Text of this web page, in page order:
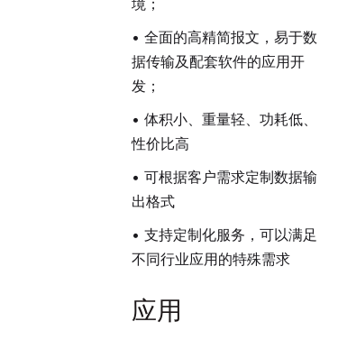
境；
• 全面的高精简报文，易于数
据传输及配套软件的应用开
发；
• 体积小、重量轻、功耗低、
性价比高
• 可根据客户需求定制数据输
出格式
• 支持定制化服务，可以满足
不同行业应用的特殊需求
应用